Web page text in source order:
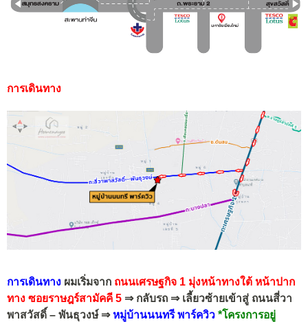
การเดินทาง
การเดินทาง ผมเริ่มจาก ถนนเศรษฐกิจ 1 มุ่งหน้าทางใต้ หน้าปาก
ทาง ซอยราษฎร์สามัคคี 5 ⇒ กลับรถ ⇒ เลี้ยวซ้ายเข้าสู่ ถนนสี่วา
พาสวัสดิ์ – พันธุวงษ์ ⇒หมู่บ้านนนทรี พาร์ควิว *โครงการอยู่